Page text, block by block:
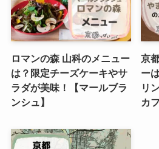
ロマンの森 山科のメニュー
は？限定チーズケーキやサ
ラダが美味！【マールブラ
ンシュ】
京
ー
リ
カ